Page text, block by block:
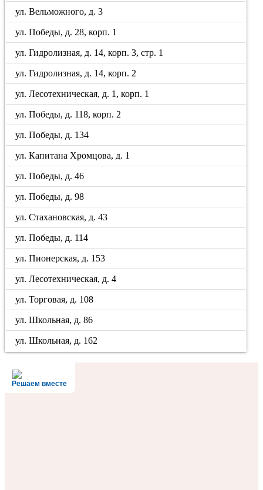
ул. Вельможного, д. 3
ул. Победы, д. 28, корп. 1
ул. Гидролизная, д. 14, корп. 3, стр. 1
ул. Гидролизная, д. 14, корп. 2
ул. Лесотехническая, д. 1, корп. 1
ул. Победы, д. 118, корп. 2
ул. Победы, д. 134
ул. Капитана Хромцова, д. 1
ул. Победы, д. 46
ул. Победы, д. 98
ул. Стахановская, д. 43
ул. Победы, д. 114
ул. Пионерская, д. 153
ул. Лесотехническая, д. 4
ул. Торговая, д. 108
ул. Школьная, д. 86
ул. Школьная, д. 162
Решаем вместе